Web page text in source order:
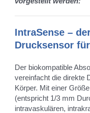
IntraSense –
Drucksensor
Der biokompatible
vereinfacht die direkte
Körper. Mit einer
(entspricht 1/3 mm
intravaskulären,